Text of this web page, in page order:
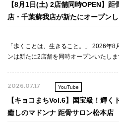
【8月1日(土) 2店舗同時OPEN】距
店・千葉蘇我店が新たにオープンし
「歩くことは、生きること。」 2026年8
ンは新たに2店舗を同時オープンいたし
2026.07.17 YouTube
【キョコまちVol.6】国宝級！輝く
癒しのマドンナ 距骨サロン松本店